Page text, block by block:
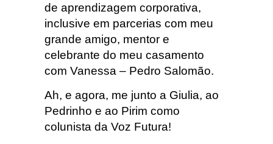
de aprendizagem corporativa,
inclusive em parcerias com meu
grande amigo, mentor e
celebrante do meu casamento
com Vanessa – Pedro Salomão.
Ah, e agora, me junto a Giulia, ao
Pedrinho e ao Pirim como
colunista da Voz Futura!